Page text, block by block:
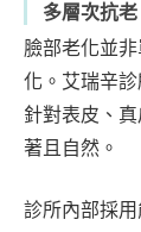
多層次抗
臉部老化並
化。艾瑞辛
針對表皮、
著且自然。
診所內部採